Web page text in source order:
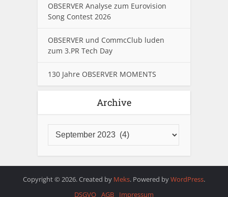
OBSERVER Analyse zum Eurovision
Song Contest 2026
OBSERVER und CommcClub luden
zum 3.PR Tech Day
130 Jahre OBSERVER MOMENTS
Archive
Copyright © 2026. Created by Meks. Powered byWordPress.
DSGVO AGB Impressum